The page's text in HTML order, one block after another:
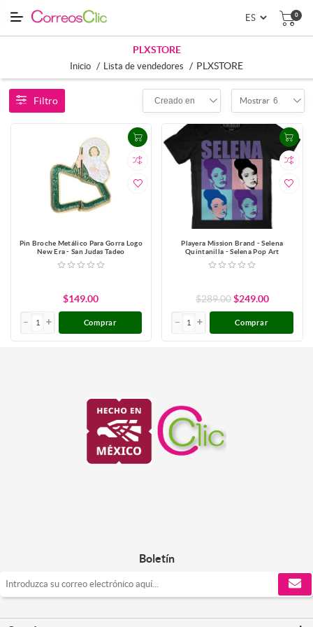
0
PLXSTORE
Inicio / Lista de vendedores / PLXSTORE
Filtro Creado en Mostrar 6
Pin Broche Metálico Para Gorra Logo
New Era - San Judas Tadeo
$149.00
Comprar
Playera Mission Brand - Selena
Quintanilla - Selena Pop Art
$289.00 $249.00
Comprar
Boletín